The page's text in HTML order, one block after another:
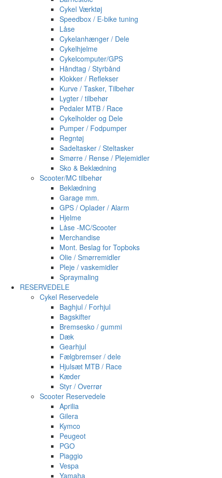
Cykel Værktøj
Speedbox / E-bike tuning
Låse
Cykelanhænger / Dele
Cykelhjelme
Cykelcomputer/GPS
Håndtag / Styrbånd
Klokker / Reflekser
Kurve / Tasker, Tilbehør
Lygter / tilbehør
Pedaler MTB / Race
Cykelholder og Dele
Pumper / Fodpumper
Regntøj
Sadeltasker / Steltasker
Smørre / Rense / Plejemidler
Sko & Beklædning
Scooter/MC tilbehør
Beklædning
Garage mm.
GPS / Oplader / Alarm
Hjelme
Låse -MC/Scooter
Merchandise
Mont. Beslag for Topboks
Olie / Smørremidler
Pleje / vaskemidler
Spraymaling
RESERVEDELE
Cykel Reservedele
Baghjul / Forhjul
Bagskifter
Bremsesko / gummi
Dæk
Gearhjul
Fælgbremser / dele
Hjulsæt MTB / Race
Kæder
Styr / Overrør
Scooter Reservedele
Aprilia
Gilera
Kymco
Peugeot
PGO
Piaggio
Vespa
Yamaha